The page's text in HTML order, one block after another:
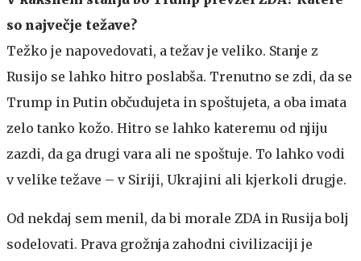
so največje težave?
Težko je napovedovati, a težav je veliko. Stanje z
Rusijo se lahko hitro poslabša. Trenutno se zdi, da se
Trump in Putin občudujeta in spoštujeta, a oba imata
zelo tanko kožo. Hitro se lahko kateremu od njiju
zazdi, da ga drugi vara ali ne spoštuje. To lahko vodi
v velike težave – v Siriji, Ukrajini ali kjerkoli drugje.
Od nekdaj sem menil, da bi morale ZDA in Rusija bolj
sodelovati. Prava grožnja zahodni civilizaciji je